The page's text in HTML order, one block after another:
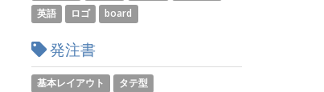
英語
ロゴ board
発注書
基本レイアウト
タテ型